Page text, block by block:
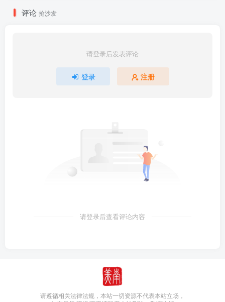
评论 抢沙发
请登录后发表评论
登录 注册
请登录后查看评论内容
请遵循相关法律法规，本站一切资源不代表本站立场，